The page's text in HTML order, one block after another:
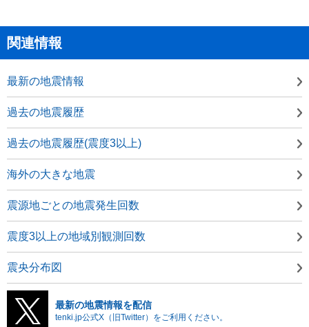
関連情報
最新の地震情報
過去の地震履歴
過去の地震履歴(震度3以上)
海外の大きな地震
震源地ごとの地震発生回数
震度3以上の地域別観測回数
震央分布図
最新の地震情報を配信
tenki.jp公式X（旧Twitter）をご利用ください。